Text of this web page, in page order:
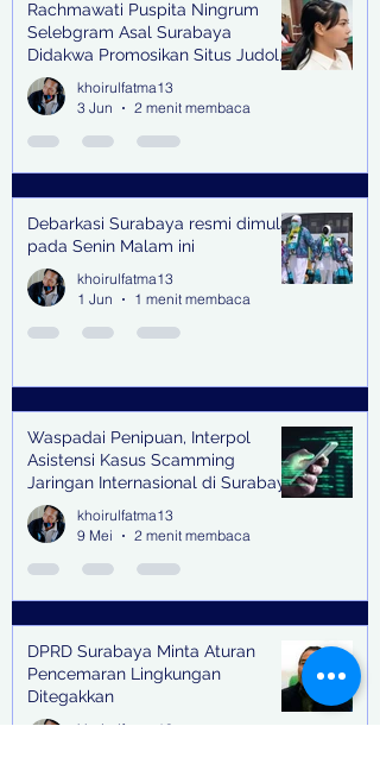
Rachmawati Puspita Ningrum
Selebgram Asal Surabaya
Didakwa Promosikan Situs Judol,
Raup Rp2 Juta dari Tiga Kali
Endorse
khoirulfatma13
3 Jun
2 menit membaca
Debarkasi Surabaya resmi dimulai
pada Senin Malam ini
khoirulfatma13
1 Jun
1 menit membaca
Waspadai Penipuan, Interpol
Asistensi Kasus Scamming
Jaringan Internasional di Surabaya
khoirulfatma13
9 Mei
2 menit membaca
DPRD Surabaya Minta Aturan
Pencemaran Lingkungan
Ditegakkan
khoirulfatma13